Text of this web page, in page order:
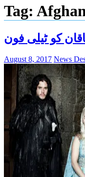
Tag:
کو ٹیلی فون
August 8, 2017 News